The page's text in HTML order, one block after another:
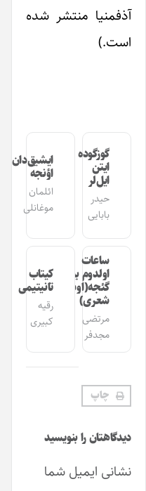
آذفمنیا منتشر شده
است.)
گوزگوده
ایتن
ایل‌لر
حیدر
بابایی
ایشیق‌دان
اؤنجه
ائلمان
موغانلی
ساعات
اولدوم بیر
گئجه(اوشاق
شعری)
مرتضی
مجدفر
کیتاب
تانیتیمی
رقیه
کبیری
چاپ
دیدگاهتان را بنویسید
نشانی ایمیل شما